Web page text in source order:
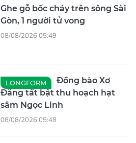
Ghe gỗ bốc cháy trên sông Sài
Gòn, 1 người tử vong
08/08/2026 05:49
LONGFORM
Đồng bào Xơ
Đăng tất bật thu hoạch hạt
sâm Ngọc Linh
08/08/2026 05:48